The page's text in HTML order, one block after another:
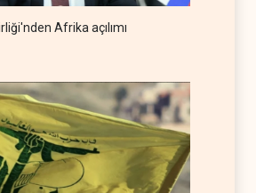
HTŞ-Rusya anlaşması
Afrika açılımı